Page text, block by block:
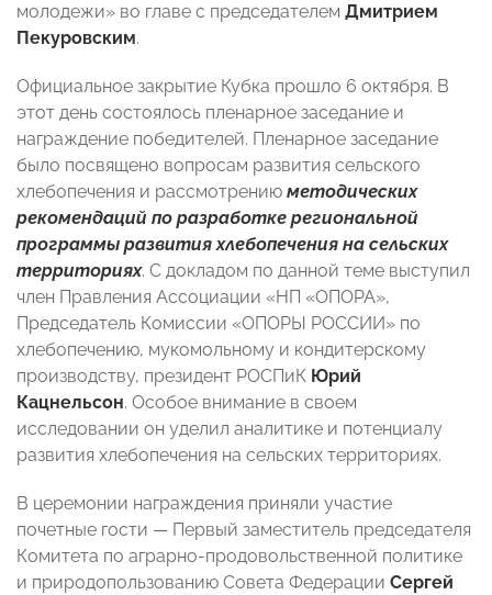
молодежи» во главе с председателем Дмитрием
Пекуровским.
Официальное закрытие Кубка прошло 6 октября. В
этот день состоялось пленарное заседание и
награждение победителей. Пленарное заседание
было посвящено вопросам развития сельского
хлебопечения и рассмотрению методических
рекомендаций по разработке региональной
программы развития хлебопечения на сельских
территориях. С докладом по данной теме выступил
член Правления Ассоциации «НП «ОПОРА»,
Председатель Комиссии «ОПОРЫ РОССИИ» по
хлебопечению, мукомольному и кондитерскому
производству, президент РОСПиК Юрий
Кацнельсон. Особое внимание в своем
исследовании он уделил аналитике и потенциалу
развития хлебопечения на сельских территориях.
В церемонии награждения приняли участие
почетные гости — Первый заместитель председателя
Комитета по аграрно-продовольственной политике
и природопользованию Совета Федерации Сергей